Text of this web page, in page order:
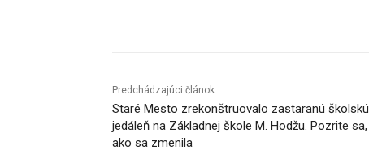
Predchádzajúci článok
Staré Mesto zrekonštruovalo zastaranú školskú
jedáleň na Základnej škole M. Hodžu. Pozrite sa,
ako sa zmenila